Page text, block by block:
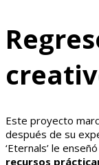
Este proyecto
después de su
‘Eternals’ le
recursos